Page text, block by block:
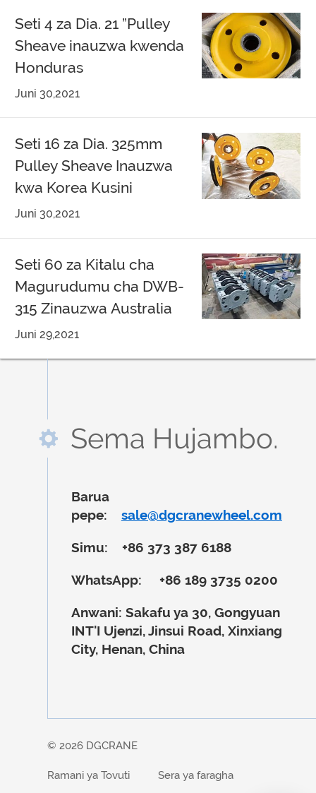
Seti 4 za Dia. 21 ”Pulley
Sheave inauzwa kwenda
Honduras
Juni 30,2021
Seti 16 za Dia. 325mm
Pulley Sheave Inauzwa
kwa Korea Kusini
Juni 30,2021
Seti 60 za Kitalu cha
Magurudumu cha DWB-
315 Zinauzwa Australia
Juni 29,2021
Sema Hujambo.
Barua
pepe:
sale@dgcranewheel.com
Simu: +86 373 387 6188
WhatsApp: +86 189 3735 0200
Anwani: Sakafu ya 30, Gongyuan
INT'I Ujenzi, Jinsui Road, Xinxiang
City, Henan, China
© 2026 DGCRANE
Ramani ya Tovuti Sera ya faragha